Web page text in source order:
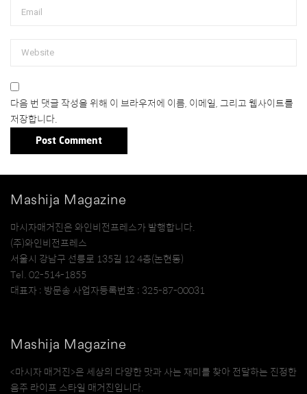
다음 번 댓글 작성을 위해 이 브라우저에 이름, 이메일, 그리고 웹사이트를
저장합니다.
Mashija Magazine
마시자매거진은 와인비전프레스가 발행합니다.
(주)와인비전프레스
서울시 강남구 선릉로 135길 12 4층(논현동)
Tel. 02-514-1855
대표자 : 방문송 사업자등록번호 : 325-87-00031
Mashija Magazine
<마시자 매거진>은 세상의 다양한 맛과 사는 재미를 찾아 전달하는 진정한
음주 라이프 스타일 매거진입니다.